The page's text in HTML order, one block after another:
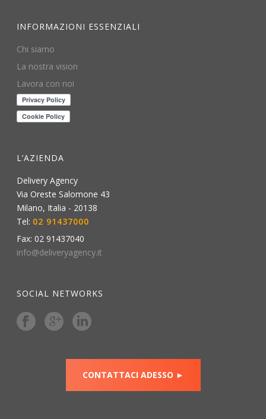
INFORMAZIONI ESSENZIALI
Chi siamo
La nostra vision
Lavora con noi
L’AZIENDA
Delivery Agency
Via Oreste Salomone 43
Milano, Italia - 20138
Tel: 02 91437000
Fax:02 91437040
info@deliveryagency.it
SOCIAL NETWORKS
CONTATTACI ADESSO ►